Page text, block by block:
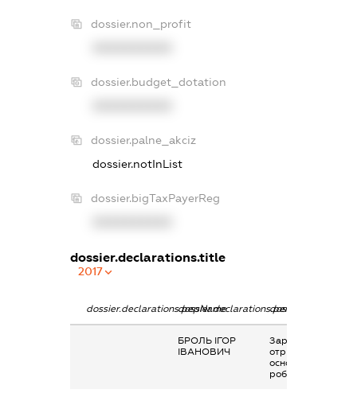
dossier.non_profit
dossier.budget_dotation
dossier.palne_akciz
dossier.notInList
dossier.bigTaxPayerReg
dossier.declarations.title
2017
dossier.declarations.pepNamedossier.declarations.personName
БРОЛЬ ІГОР
ІВАНОВИЧ
Заробітна плата
отримана за
основним місцем
роботи